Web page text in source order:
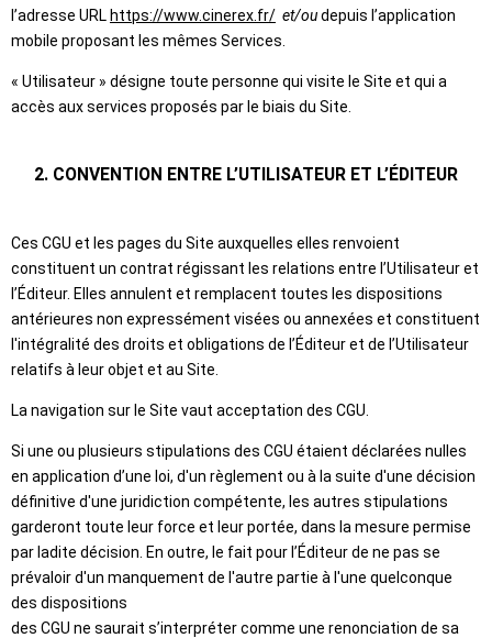
l’adresse URL https://www.cinerex.fr/ et/oudepuis l’application
mobile proposant les mêmes Services.
« Utilisateur » désigne toute personne qui visite le Site et qui a
accès aux services proposés par le biais du Site.
2. CONVENTION ENTRE L’UTILISATEUR ET L’ÉDITEUR
Ces CGU et les pages du Site auxquelles elles renvoient
constituent un contrat régissant les relations entre l’Utilisateur et
l’Éditeur. Elles annulent et remplacent toutes les dispositions
antérieures non expressément visées ou annexées et constituent
l'intégralité des droits et obligations de l’Éditeur et de l’Utilisateur
relatifs à leur objet et au Site.
La navigation sur le Site vaut acceptation des CGU.
Si une ou plusieurs stipulations des CGU étaient déclarées nulles
en application d’une loi, d'un règlement ou à la suite d'une décision
définitive d'une juridiction compétente, les autres stipulations
garderont toute leur force et leur portée, dans la mesure permise
par ladite décision. En outre, le fait pour l’Éditeur de ne pas se
prévaloir d'un manquement de l'autre partie à l'une quelconque
des dispositions
des CGU ne saurait s’interpréter comme une renonciation de sa